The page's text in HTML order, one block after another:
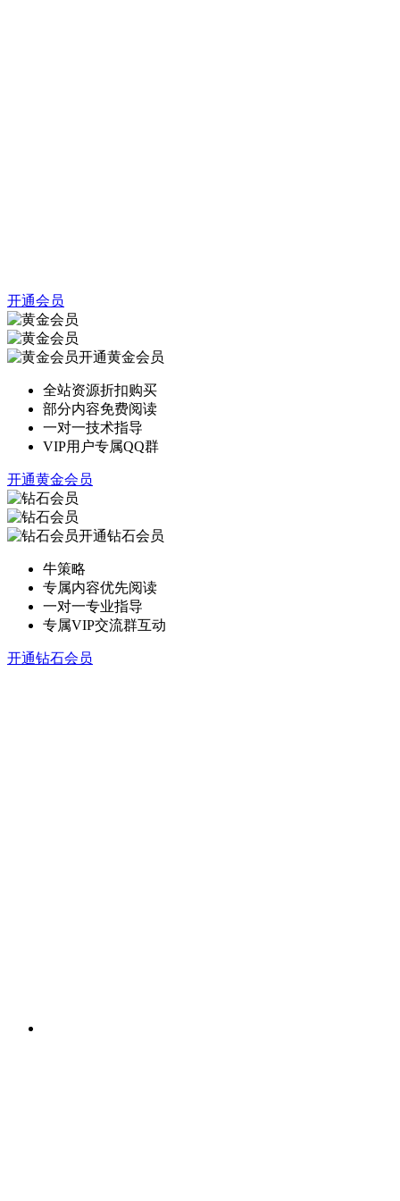
开通会员
开通黄金会员
全站资源折扣购买
部分内容免费阅读
一对一技术指导
VIP用户专属QQ群
开通黄金会员
开通钻石会员
牛策略
专属内容优先阅读
一对一专业指导
专属VIP交流群互动
开通钻石会员